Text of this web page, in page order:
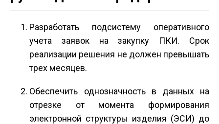
Разработать подсистему оперативного
учета заявок на закупку ПКИ. Срок
реализации решения не должен превышать
трех месяцев.
Обеспечить однозначность в данных на
отрезке от момента формирования
электронной структуры изделия (ЭСИ) до